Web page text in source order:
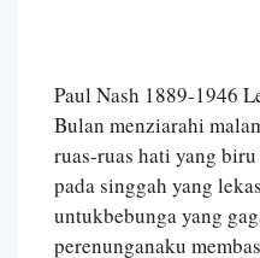
Paul Nash 1889-1946
Bulan menziarahi
ruas-ruas hati yang
pada singgah yang
untukbebunga yang
perenunganaku